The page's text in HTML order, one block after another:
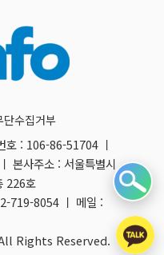
단수집거부
호 : 106-86-51704 ㅣ
본사주소 : 서울특별시
226호
719-8054 ㅣ 메일 :
Rights Reserved.